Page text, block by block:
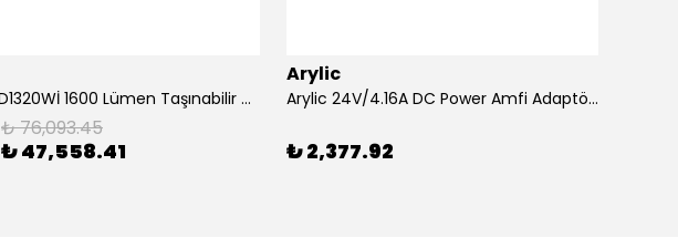
Acer XD1320Wİ 1600 Lümen Taşınabilir USB Medya Kablosuz WXGA LED Projeksiyon
₺ 76,093.45
₺ 47,558.41
Arylic
Arylic 24V/4.16A DC Power Amfi Adaptörü
₺ 2,377.92